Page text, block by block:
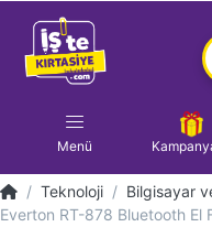
Menü
Teknoloji Bilgisayar
Everton RT-878 Bluetooth El